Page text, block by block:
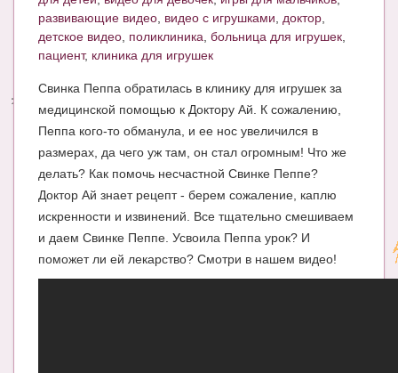
БЛОГИ
БЕРЕМЕННОСТЬ
Энциклопедия
Имена. Святцы
Энциклопедия беременных
Мамина энциклопедия
СЕРВИСЫ И ПРИЛОЖЕНИЯ
развивающие видео видео с игрушками доктор
детское видео поликлиника больница для игрушек
пациент, клиника для игрушек
Свинка Пеппа обратилась в клинику для игрушек за
медицинской помощью к Доктору Ай. К сожалению,
Пеппа кого-то обманула, и ее нос увеличился в
размерах, да чего уж там, он стал огромным! Что же
делать? Как помочь несчастной Свинке Пеппе?
Доктор Ай знает рецепт - берем сожаление, каплю
искренности и извинений. Все тщательно смешиваем
и даем Свинке Пеппе. Усвоила Пеппа урок? И
поможет ли ей лекарство? Смотри в нашем видео!